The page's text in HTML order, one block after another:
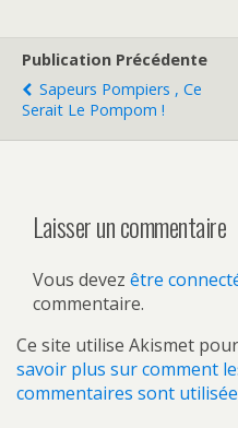
Publication Précédente
Sapeurs Pompiers , Ce
Serait Le Pompom !
Laisser un commentaire
Vous devez être
commentaire.
Ce site utilise Akismet
savoir plus sur comment
commentaires sont